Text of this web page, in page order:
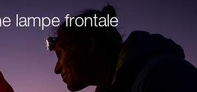
lampe frontale